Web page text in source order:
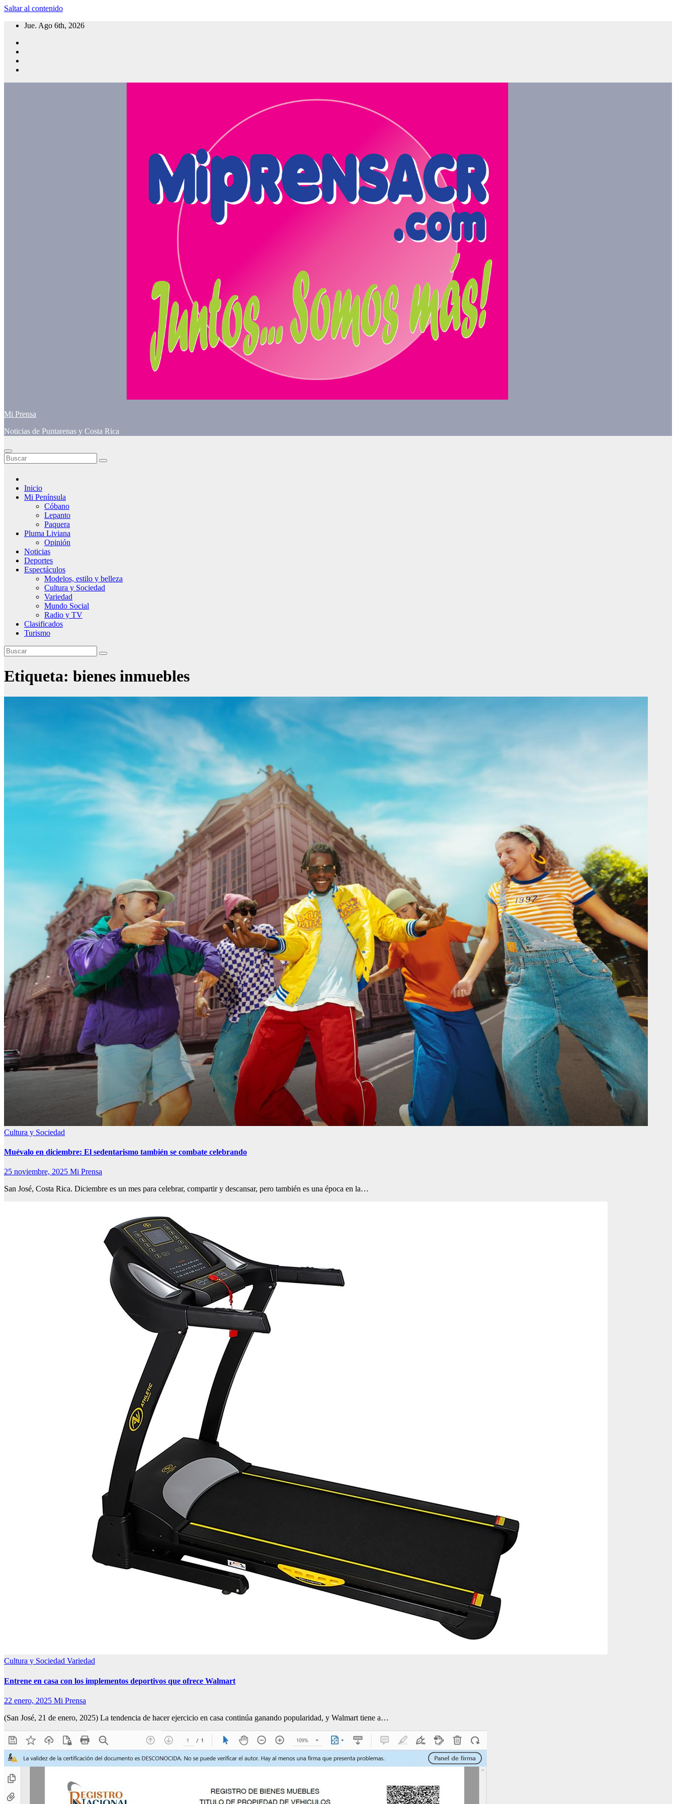
Saltar al contenido
Jue. Ago 6th, 2026
Mi Prensa
Noticias de Puntarenas y Costa Rica
Inicio
Mi Península
Cóbano
Lepanto
Paquera
Pluma Liviana
Opinión
Noticias
Deportes
Espectáculos
Modelos, estilo y belleza
Cultura y Sociedad
Variedad
Mundo Social
Radio y TV
Clasificados
Turismo
Etiqueta: bienes inmuebles
Cultura y Sociedad
Muévalo en diciembre: El sedentarismo también se combate celebrando
25 noviembre, 2025 Mi Prensa
San José, Costa Rica. Diciembre es un mes para celebrar, compartir y descansar, pero también es una época en la…
Cultura y Sociedad Variedad
Entrene en casa con los implementos deportivos que ofrece Walmart
22 enero, 2025 Mi Prensa
(San José, 21 de enero, 2025) La tendencia de hacer ejercicio en casa continúa ganando popularidad, y Walmart tiene a…